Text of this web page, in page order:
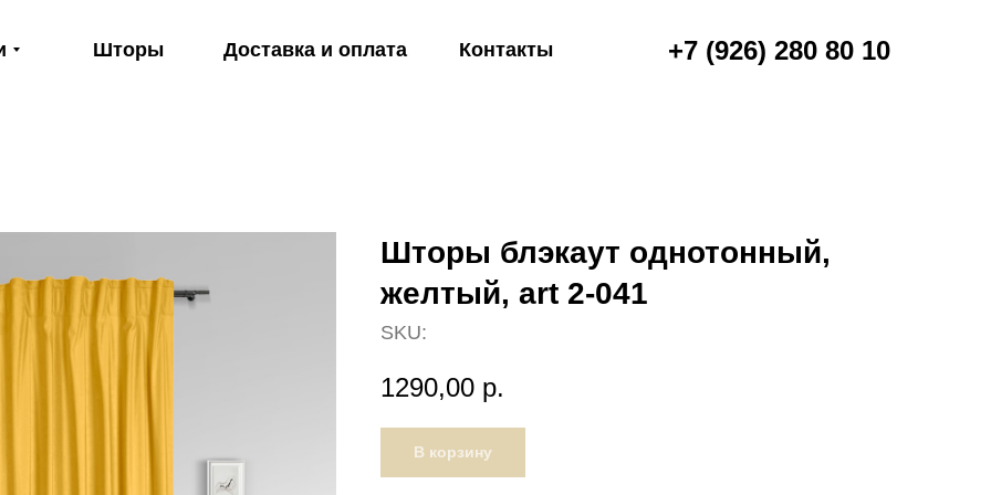
Шторы Доставка и оплата Контакты +7 (926) 280 80 10
Шторы блэкаут однотонный,
желтый, art 2-041
SKU:
1290,00 р.
В корзину